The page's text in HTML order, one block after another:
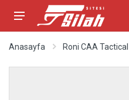
Anasayfa Roni CAA Tactical